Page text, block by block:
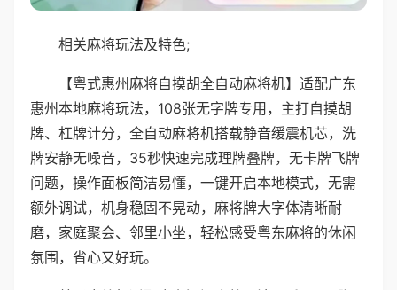
相关麻将玩法及特色;
【粤式惠州麻将自摸胡全自动麻将机】适配广东
惠州本地麻将玩法，108张无字牌专用，主打自摸胡
牌、杠牌计分，全自动麻将机搭载静音缓震机芯，洗
牌安静无噪音，35秒快速完成理牌叠牌，无卡牌飞牌
问题，操作面板简洁易懂，一键开启本地模式，无需
额外调试，机身稳固不晃动，麻将牌大字体清晰耐
磨，家庭聚会、邻里小坐，轻松感受粤东麻将的休闲
氛围，省心又好玩。